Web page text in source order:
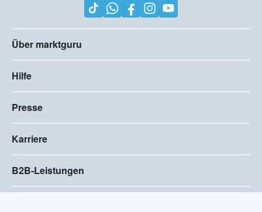
Über marktguru
Hilfe
Presse
Karriere
B2B-Leistungen